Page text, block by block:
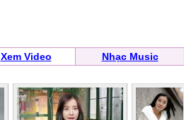
Xem Video Nhạc Music